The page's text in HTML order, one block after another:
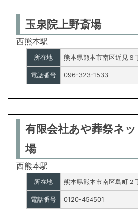
玉泉院上野斎場
西熊本駅
所在地 熊本県熊本市南区近見８
電話番号 096-323-1533
有限会社あや葬祭ネ
場
西熊本駅
所在地 熊本県熊本市南区島町２
電話番号 0120-454501